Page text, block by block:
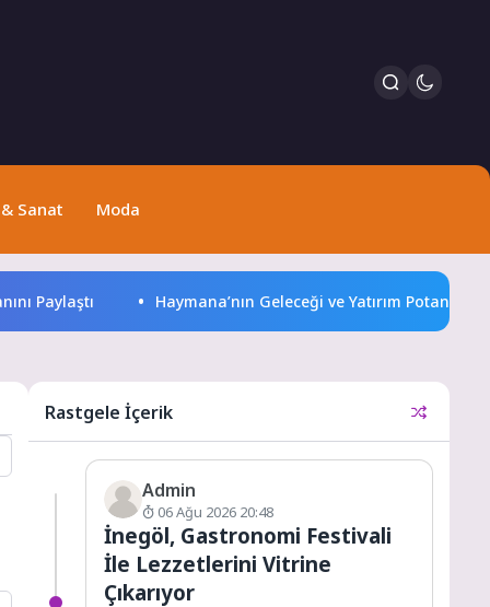
Sanat Moda
Haymana’nın Geleceği ve Yatırım Potansiyeli
Rastgele İçerik
Admin
06 Ağu 2026 20:48
İnegöl, Gastronomi Festivali
İle Lezzetlerini Vitrine
Çıkarıyor